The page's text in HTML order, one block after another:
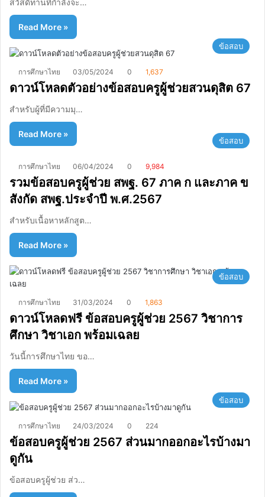
สวัสดีท่านที่กำลังจะ…
Read More »
ข้อสอบ
การศึกษาไทย 03/05/2024 0 1,637
ดาวน์โหลดตัวอย่างข้อสอบครูผู้ช่วยสวนดุสิต 67
สำหรับผู้ที่มีความมุ…
Read More »
ข้อสอบ
การศึกษาไทย 06/04/2024 0 9,984
รวมข้อสอบครูผู้ช่วย สพฐ. 67 ภาค ก และภาค ข
สังกัด สพฐ.ประจำปี พ.ศ.2567
สำหรับเนื้อหาหลักสูต…
Read More »
ข้อสอบ
การศึกษาไทย 31/03/2024 0 1,863
ดาวน์โหลดฟรี ข้อสอบครูผู้ช่วย 2567 วิชาการ
ศึกษา วิชาเอก พร้อมเฉลย
วันนี้การศึกษาไทย ขอ…
Read More »
ข้อสอบ
การศึกษาไทย 24/03/2024 0 224
ข้อสอบครูผู้ช่วย 2567 ส่วนมากออกอะไรบ้างมา
ดูกัน
ข้อสอบครูผู้ช่วย ส่ว…